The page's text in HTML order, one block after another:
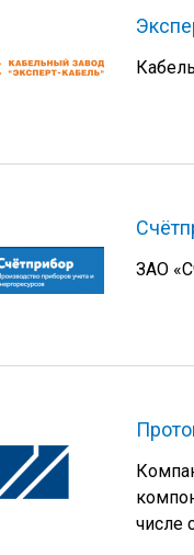
ЗАО
числе